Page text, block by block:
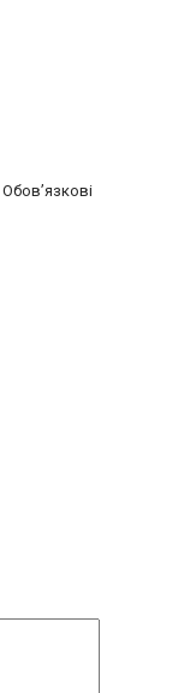
Обов’язкові